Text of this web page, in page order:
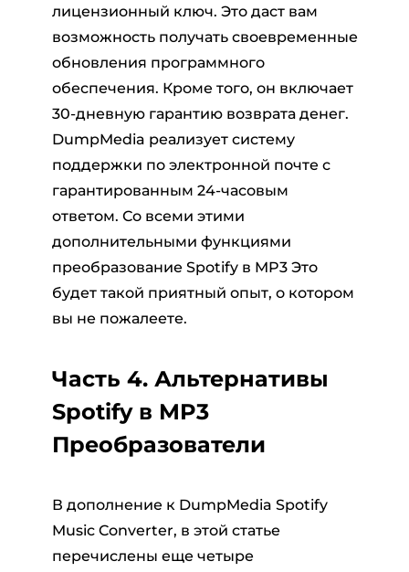
лицензионный ключ. Это даст вам
возможность получать своевременные
обновления программного
обеспечения. Кроме того, он включает
30-дневную гарантию возврата денег.
DumpMedia реализует систему
поддержки по электронной почте с
гарантированным 24-часовым
ответом. Со всеми этими
дополнительными функциями
преобразование Spotify в MP3 Это
будет такой приятный опыт, о котором
вы не пожалеете.
Часть 4. Альтернативы
Spotify в MP3
Преобразователи
В дополнение к DumpMedia Spotify
Music Converter, в этой статье
перечислены еще четыре